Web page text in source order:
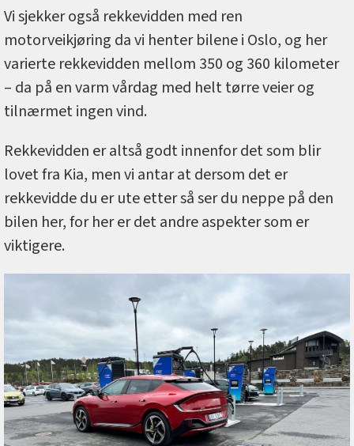
Vi sjekker også rekkevidden med ren
motorveikjøring da vi henter bilene i Oslo, og her
varierte rekkevidden mellom 350 og 360 kilometer
– da på en varm vårdag med helt tørre veier og
tilnærmet ingen vind.
Rekkevidden er altså godt innenfor det som blir
lovet fra Kia, men vi antar at dersom det er
rekkevidde du er ute etter så ser du neppe på den
bilen her, for her er det andre aspekter som er
viktigere.